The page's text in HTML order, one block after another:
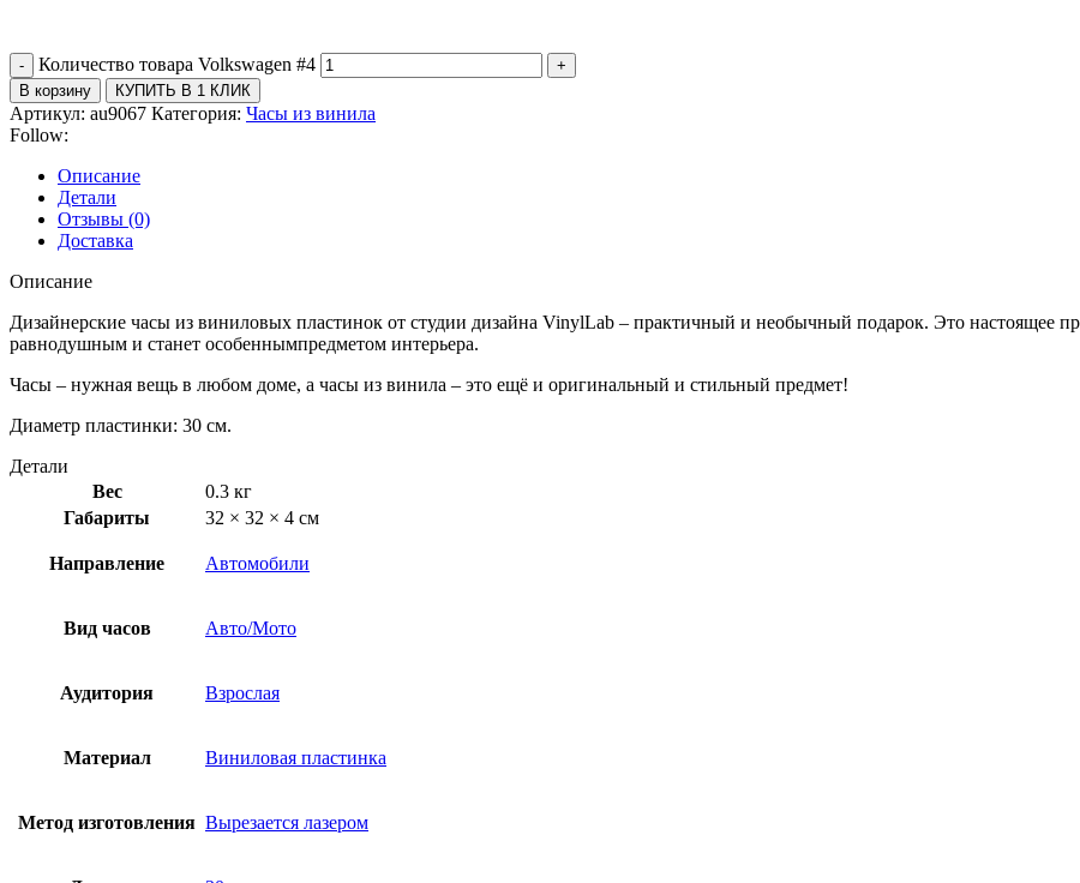
Количество товара Volkswagen #4
В корзину КУПИТЬ В 1 КЛИК
Артикул: au9067 Категория: Часы из винила
Follow:
Описание
Детали
Отзывы (0)
Доставка
Описание
Дизайнерские часы из виниловых пластинок от студии дизайна VinylLab – практичный и необычный подарок. Это настоящее
равнодушным и станет особеннымпредметом интерьера.
Часы – нужная вещь в любом доме, а часы из винила – это ещё и оригинальный и стильный предмет!
Диаметр пластинки: 30 см.
Детали
Вес
0.3 кг
Габариты
32 × 32 × 4 см
Направление Автомобили
Вид часов Авто/Мото
Аудитория Взрослая
Материал Виниловая пластинка
Метод изготовления Вырезается лазером